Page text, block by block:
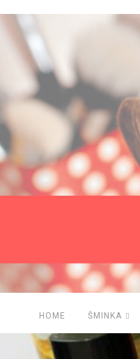
HOME ŠMINKA